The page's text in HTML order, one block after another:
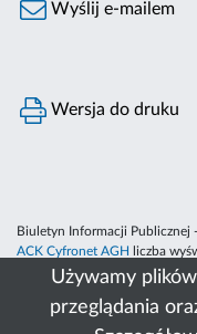
Używamy
przeglądania
Wyślij e-mailem
Wersja do druku
Biuletyn Informacji
ACK Cyfronet AGH
liczba